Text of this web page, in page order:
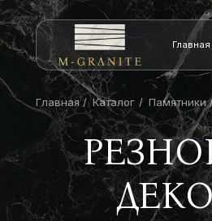
Главная
Главная Каталог Памятники